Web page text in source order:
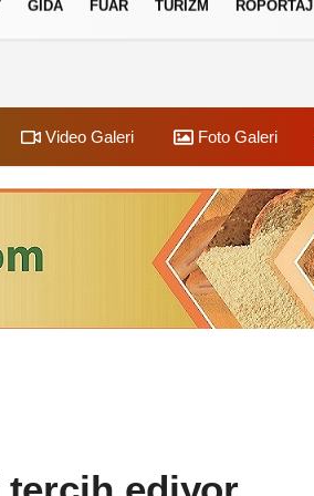
GIDA FUAR TURIZM RÖPORTAJ
Video Galeri Foto Galeri